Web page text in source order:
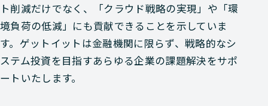
ト削減だけでなく、「クラウド戦略の実現」や「環
境負荷の低減」にも貢献できることを示していま
す。ゲットイットは金融機関に限らず、戦略的なシ
ステム投資を目指すあらゆる企業の課題解決をサポ
ートいたします。